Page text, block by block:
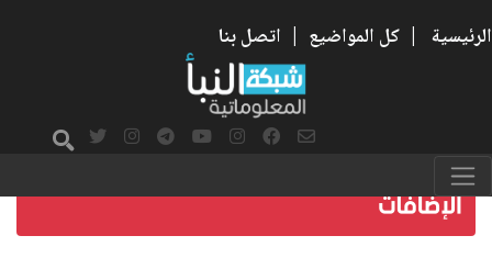
الرئيسية | كل المواضيع | اتصل بنا